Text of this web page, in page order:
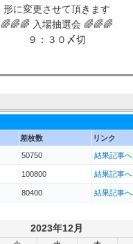
形に変更させて頂きます
🌈🌈🌈 入場抽選会 🌈🌈🌈
９：３０〆切
差枚数 リンク
50750 結果記事へ
100800 結果記事へ
80400 結果記事へ
2023年12月